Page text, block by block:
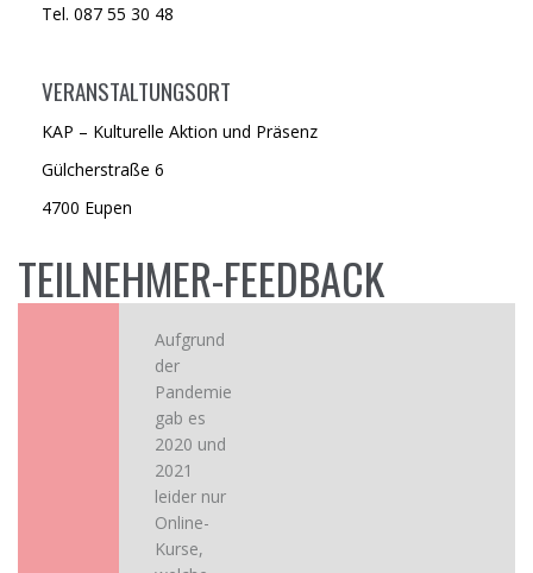
Tel. 087 55 30 48
VERANSTALTUNGSORT
KAP – Kulturelle Aktion und Präsenz
Gülcherstraße 6
4700 Eupen
TEILNEHMER-FEEDBACK
Aufgrund
der
Pandemie
gab es
2020 und
2021
leider nur
Online-
Kurse,